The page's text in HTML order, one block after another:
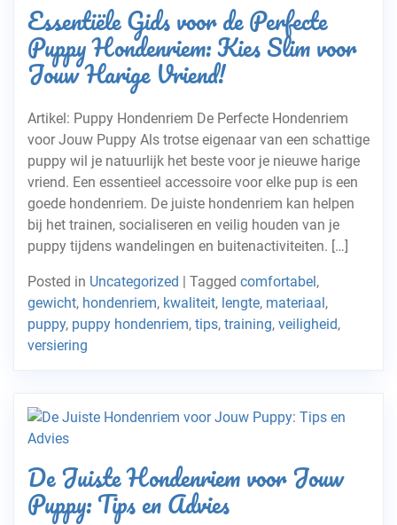
Essentiële Gids voor de Perfecte
Puppy Hondenriem: Kies Slim voor
Jouw Harige Vriend!
Artikel: Puppy Hondenriem De Perfecte Hondenriem
voor Jouw Puppy Als trotse eigenaar van een schattige
puppy wil je natuurlijk het beste voor je nieuwe harige
vriend. Een essentieel accessoire voor elke pup is een
goede hondenriem. De juiste hondenriem kan helpen
bij het trainen, socialiseren en veilig houden van je
puppy tijdens wandelingen en buitenactiviteiten. […]
Posted in Uncategorized | Tagged comfortabel,
gewicht, hondenriem, kwaliteit, lengte, materiaal,
puppy, puppy hondenriem, tips, training, veiligheid,
versiering
De Juiste Hondenriem voor Jouw
Puppy: Tips en Advies